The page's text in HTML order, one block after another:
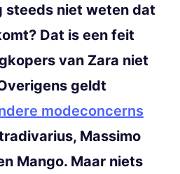
steeds niet weten dat
Dat is een feit
van Zara niet
geldt
modeconcerns
Massimo
Mango. Maar niets